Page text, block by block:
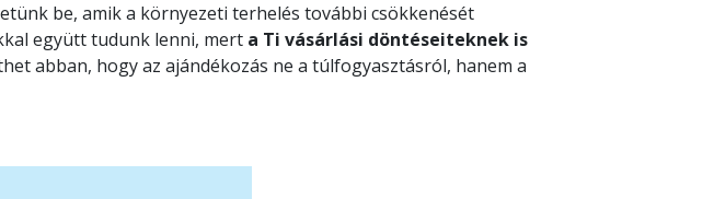
be, amik a környezeti terhelés további csökkenését
együtt tudunk lenni, mert a Ti vásárlási döntéseiteknek is
abban, hogy az ajándékozás ne a túlfogyasztásról, hanem a